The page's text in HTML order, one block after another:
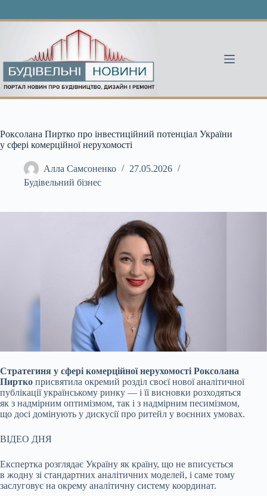
Роксолана Пиртко про інвестиційний потенціал України
у сфері комерційної нерухомості
Алла Самсоненко
27.05.2026
Будівельний бізнес
Стратегиня у сфері комерційної нерухомості Роксолана
Пиртко присвятила окремий розділ своєї нової аналітичної
публікації українському ринку — і її висновки розходяться
як з надмірним оптимізмом, так і з надмірним песимізмом,
що досі домінують у дискусії про ритейл у воєнних умовах.
ВІДЕО ДНЯ
Експертка розглядає Україну як країну, що не вписується
в жодну зі стандартних аналітичних моделей, і саме тому
заслуговує на окрему аналітичну систему координат.